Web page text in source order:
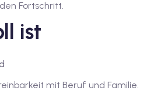
Fortschritt.
ist
mit Beruf und Familie.